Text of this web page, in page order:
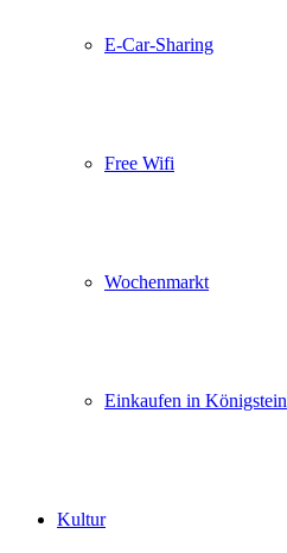
E-Car-Sharing
Free Wifi
Wochenmarkt
Einkaufen in Königstein
Kultur